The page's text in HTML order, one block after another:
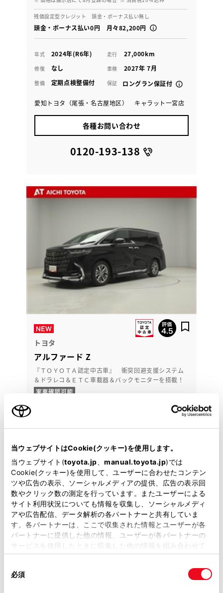
当ウェブサイトはCookie(クッキー)を使用します。
当ウェブサイト(toyota.jp manual.toyota.jp)では
Cookie(クッキー)を使用して、ユーザーに合わせたコンテン
ツや広告の表示、ソーシャルメディアの提供、広告の表示回
数やクリック数の測定を行っています。またユーザーによる
サイト利用状況についても情報を収集し、ソーシャルメディ
アや広告配信、データ解析の各パートナーと共有していま
す。各パートナーは、ここで収集された情報とユーザーが各
パートナーに提供した他の情報、ユーザーが各パートナーの
サービスを使用したときに収集した他の情報を組み合わせて
使用することがあります。当ウェブサイトの使用を続行する
必須
残価設定型クレジット 頭金・ボーナス払い無し
頭金・ボーナス払い0円 月々82,200円
年式 2024年(R6年) 走行 27,000km
修復 なし 車検 2027年 7月
整備 定期点検整備付 保証 ロングラン保証付
愛知トヨタ（尾張・名古屋地区） キャラット一宮店
各種お問い合わせ
0120-193-138
トヨタ
アルファード Z
『ＴＯＹＯＴＡ認定中古車』 衝突回避支援システム
＆ドラレコ＆ＥＴＣ車載器＆バックモニターを搭載！
残価設定型クレジット 頭金・ボーナス払い無し
頭金・ボーナス払い0円 月々70,900円
年式 2024年(R6年) 走行 31,000km
修復 なし 車検 2027年 4月
整備 定期点検整備付 保証 ロングラン保証付
愛知トヨタ（尾張・名古屋地区） 緑白土店